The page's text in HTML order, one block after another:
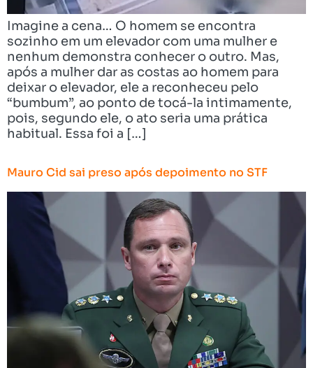
Imagine a cena… O homem se encontra
sozinho em um elevador com uma mulher e
nenhum demonstra conhecer o outro. Mas,
após a mulher dar as costas ao homem para
deixar o elevador, ele a reconheceu pelo
“bumbum”, ao ponto de tocá-la intimamente,
pois, segundo ele, o ato seria uma prática
habitual. Essa foi a […]
Mauro Cid sai preso após depoimento no STF